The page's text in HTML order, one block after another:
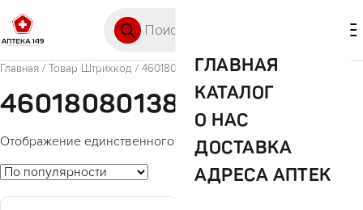
ГЛАВНАЯ
КАТАЛОГ
О НАС
ДОСТАВКА
АДРЕСА АПТЕК
Главная / Товар Штрихкод / 4601808013825
4601808013825
Отображение единственного товара